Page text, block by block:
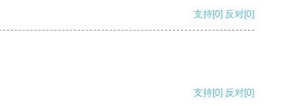
支持[0] 反对[0]
支持[0] 反对[0]